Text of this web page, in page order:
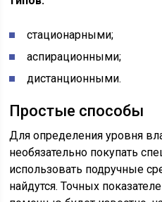
стационарными;
аспирационными;
дистанционными.
Простые способы
Для определения уровня
необязательно покупать
использовать подручные
найдутся. Точных